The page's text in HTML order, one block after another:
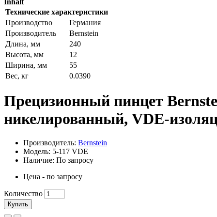
Inhalt
Технические характеристики
Производство
Германия
Производитель
Bernstein
Длина, мм
240
Высота, мм
12
Ширина, мм
55
Вес, кг
0.0390
Прецизионный пинцет
никелированный, VDE-
Производитель: Bernstein
Модель: 5-117 VDE
Наличие: По запросу
Цена - по запросу
Количество
Купить